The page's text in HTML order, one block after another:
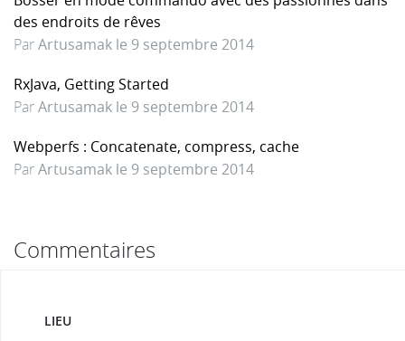
des endroits de rêves
ParArtusamak le 9 septembre 2014
RxJava, Getting Started
ParArtusamak le 9 septembre 2014
Webperfs : Concatenate, compress, cache
ParArtusamak le 9 septembre 2014
Commentaires
LIEU